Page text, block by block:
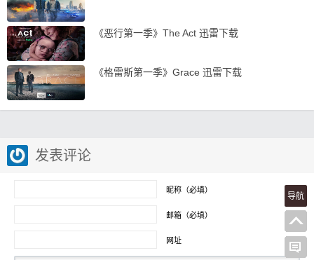
《恶行第一季》The Act 迅雷下载
《格雷斯第一季》Grace 迅雷下载
发表评论
昵称（必填）
邮箱（必填）
网址
导航